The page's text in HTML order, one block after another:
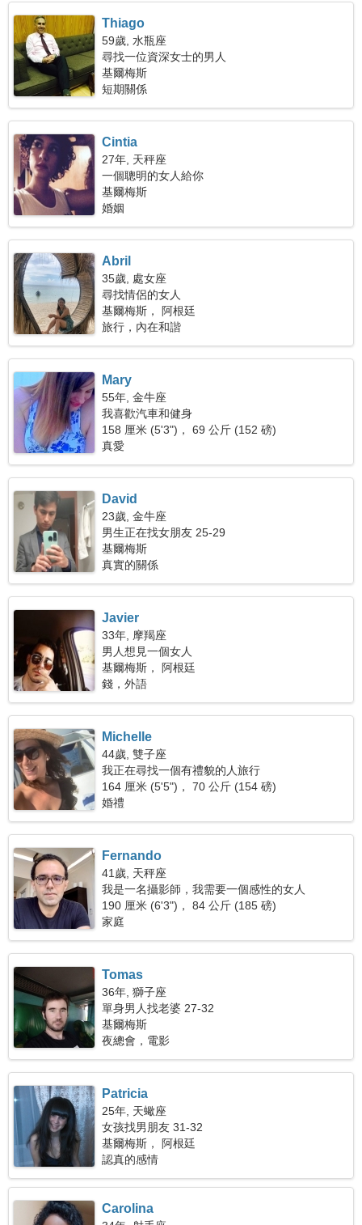
Thiago
59歲, 水瓶座
尋找一位資深女士的男人
基爾梅斯
短期關係
Cintia
27年, 天秤座
一個聰明的女人給你
基爾梅斯
婚姻
Abril
35歲, 處女座
尋找情侶的女人
基爾梅斯， 阿根廷
旅行，內在和諧
Mary
55年, 金牛座
我喜歡汽車和健身
158 厘米 (5'3")， 69 公斤 (152 磅)
真愛
David
23歲, 金牛座
男生正在找女朋友 25-29
基爾梅斯
真實的關係
Javier
33年, 摩羯座
男人想見一個女人
基爾梅斯， 阿根廷
錢，外語
Michelle
44歲, 雙子座
我正在尋找一個有禮貌的人旅行
164 厘米 (5'5")， 70 公斤 (154 磅)
婚禮
Fernando
41歲, 天秤座
我是一名攝影師，我需要一個感性的女人
190 厘米 (6'3")， 84 公斤 (185 磅)
家庭
Tomas
36年, 獅子座
單身男人找老婆 27-32
基爾梅斯
夜總會，電影
Patricia
25年, 天蠍座
女孩找男朋友 31-32
基爾梅斯， 阿根廷
認真的感情
Carolina